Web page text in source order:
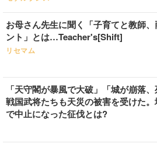
お母さん先生に聞く「子育てと教師、
ント」とは…Teacher's[Shift]
リセマム
「天守閣が暴風で大破」「城が崩落、
戦国武将たちも天災の被害を受けた
で中止になった征伐とは?